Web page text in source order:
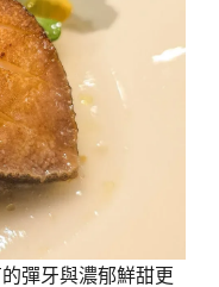
彈牙與濃郁鮮甜更